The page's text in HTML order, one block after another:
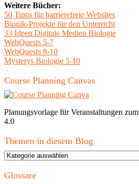
Weitere Bücher:
50 Tipps für barrierefreie Websites
Bionik-Projekte für den Unterricht
33 Ideen Digitale Medien Biologie
WebQuests 5-7
WebQuests 8-10
Mysterys Biologie 5-10
Course Planning Canvas
Planungsvorlage für Veranstaltungen zum
4.0
Themen in diesem Blog
Themen
diesem
Glossare